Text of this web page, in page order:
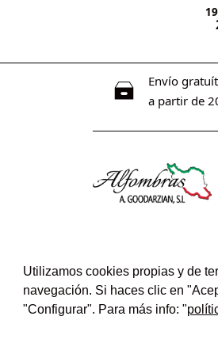
Envío
a partir de
Utilizamos cookies propias y de
navegación. Si haces clic en
"Configurar". Para más info: "